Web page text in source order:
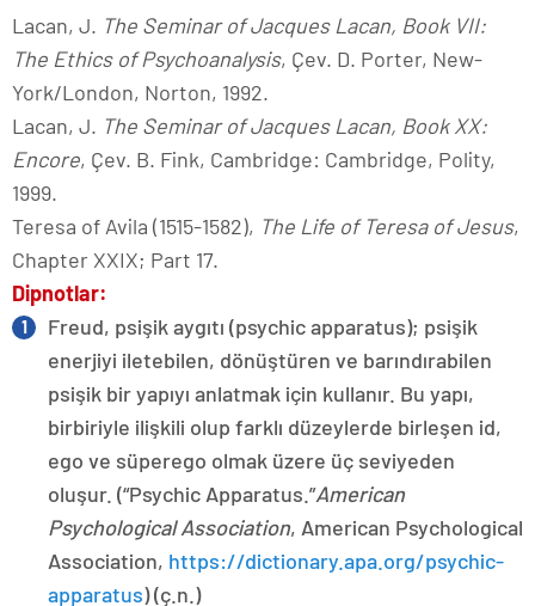
Lacan, J. The Seminar of Jacques Lacan, Book VII:
The Ethics of Psychoanalysis, Çev. D. Porter, New-
York/London, Norton, 1992.
Lacan, J. The Seminar of Jacques Lacan, Book XX:
Encore, Çev. B. Fink, Cambridge: Cambridge, Polity,
1999.
Teresa of Avila (1515-1582), The Life of Teresa of Jesus,
Chapter XXIX; Part 17.
Dipnotlar:
Freud, psişik aygıtı (psychic apparatus); psişik
enerjiyi iletebilen, dönüştüren ve barındırabilen
psişik bir yapıyı anlatmak için kullanır. Bu yapı,
birbiriyle ilişkili olup farklı düzeylerde birleşen id,
ego ve süperego olmak üzere üç seviyeden
oluşur. (“Psychic Apparatus.”American
Psychological Association, American Psychological
Association, https://dictionary.apa.org/psychic-
apparatus) (ç.n.)